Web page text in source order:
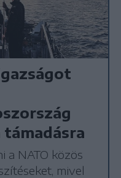
a NATO közös
mivel